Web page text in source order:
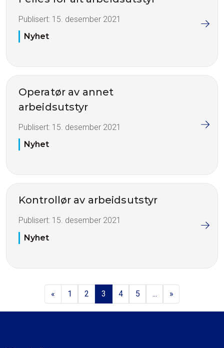
Publisert: 15. desember 2021
Nyhet
Operatør av annet
arbeidsutstyr
Publisert: 15. desember 2021
Nyhet
Kontrollør av arbeidsutstyr
Publisert: 15. desember 2021
Nyhet
« 1 2 3 4 5 ... »